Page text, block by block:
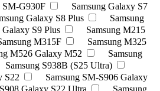
SM-G930F
Samsung Galaxy S7
Galaxy S8 Plus
Samsung
Galaxy S9 Plus
Samsung M215
M315F
Samsung M325
M526 Galaxy M52
Samsung
Samsung S938B (S25 Ultra)
S22
Samsung SM-S906 Galaxy
Galaxy S22 Ultra
Samsung